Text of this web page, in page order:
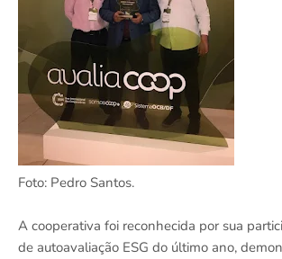
Foto: Pedro Santos.
A cooperativa foi reconhecida por sua
de autoavaliação ESG do último ano,